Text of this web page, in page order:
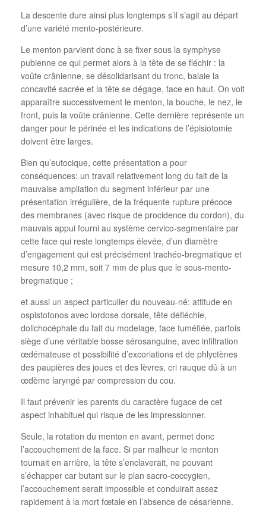
La descente dure ainsi plus longtemps s’il s’agit au départ
d’une variété mento-postérieure.
Le menton parvient donc à se fixer sous la symphyse
pubienne ce qui permet alors à la tête de se fléchir : la
voûte crânienne, se désolidarisant du tronc, balaie la
concavité sacrée et la tête se dégage, face en haut. On voit
apparaître successivement le menton, la bouche, le nez, le
front, puis la voûte crânienne. Cette dernière représente un
danger pour le périnée et les indications de l’épisiotomie
doivent être larges.
Bien qu’eutocique, cette présentation a pour
conséquences: un travail relativement long du fait de la
mauvaise ampliation du segment inférieur par une
présentation irrégulière, de la fréquente rupture précoce
des membranes (avec risque de procidence du cordon), du
mauvais appui fourni au système cervico-segmentaire par
cette face qui reste longtemps élevée, d’un diamètre
d’engagement qui est précisément trachéo-bregmatique et
mesure 10,2 mm, soit 7 mm de plus que le sous-mento-
bregmatique ;
et aussi un aspect particulier du nouveau-né: attitude en
ospistotonos avec lordose dorsale, tête défléchie,
dolichocéphale du fait du modelage, face tuméfiée, parfois
siège d’une véritable bosse sérosanguine, avec infiltration
œdémateuse et possibilité d’excoriations et de phlyctènes
des paupières des joues et des lèvres, cri rauque dû à un
œdème laryngé par compression du cou.
Il faut prévenir les parents du caractère fugace de cet
aspect inhabituel qui risque de les impressionner.
Seule, la rotation du menton en avant, permet donc
l’accouchement de la face. Si par malheur le menton
tournait en arrière, la tête s’enclaverait, ne pouvant
s’échapper car butant sur le plan sacro-coccygien,
l’accouchement serait impossible et conduirait assez
rapidement à la mort fœtale en l’absence de césarienne.